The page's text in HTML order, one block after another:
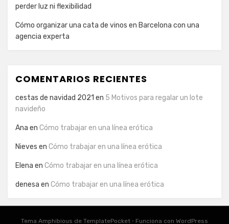
perder luz ni flexibilidad
Cómo organizar una cata de vinos en Barcelona con una
agencia experta
COMENTARIOS RECIENTES
cestas de navidad 2021 en 5 Motivos para regalar un lote
navideño
Ana en Cómo trabajar en una línea erótica
Nieves en Cómo trabajar en una línea erótica
Elena en Cómo trabajar en una línea erótica
denesa en Cómo trabajar en una línea erótica
Tema Amphibious de TemplatePocket ⋅ Funciona con WordPress